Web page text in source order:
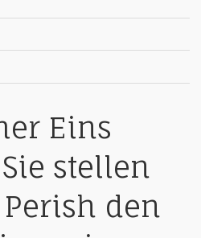
Eins
stellen
den